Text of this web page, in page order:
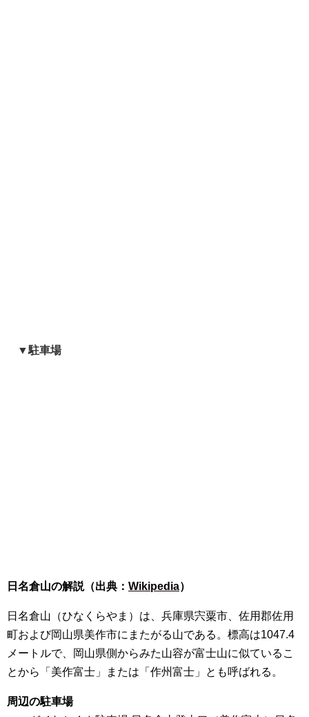
▼駐車場
日名倉山の解説（出典： Wikipedia）
日名倉山（ひなくらやま）は、兵庫県宍粟市、佐用郡佐用
町および岡山県美作市にまたがる山である。標高は1047.4
メートルで、岡山県側からみた山容が富士山に似ているこ
とから「美作富士」または「作州富士」とも呼ばれる。
周辺の駐車場